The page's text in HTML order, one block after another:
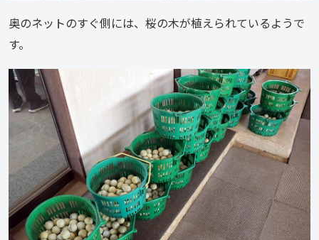
奥のネットのすぐ側には、桜の木が植えられているようで
す。